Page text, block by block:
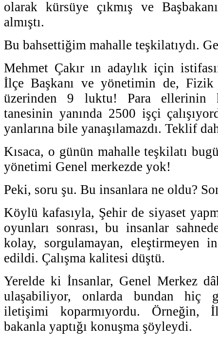
olarak kürsüye çıkmış ve
almıştı.
Bu bahsettiğim mahalle teşkilatıydı.
Mehmet Çakır ın adaylık için
İlçe Başkanı ve yönetimin de,
üzerinden 9 luktu! Para ellerinin
tanesinin yanında 2500 işçi
yanlarına bile yanaşılamazdı. Teklif
Kısaca, o günün mahalle teşkilatı
yönetimi Genel merkezde yok!
Peki, soru şu. Bu insanlara ne oldu?
Köylü kafasıyla, Şehir de siyaset
oyunları sonrası, bu insanlar
kolay, sorgulamayan, eleştirmeyen
edildi. Çalışma kalitesi düştü.
Yerelde ki İnsanlar, Genel Merkez
ulaşabiliyor, onlarda bundan hiç
iletişimi koparmıyordu. Örneğin,
bakanla yaptığı konuşma şöyleydi.